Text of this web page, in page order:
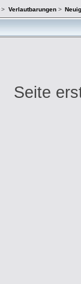
> Verlautbarungen>
Seite